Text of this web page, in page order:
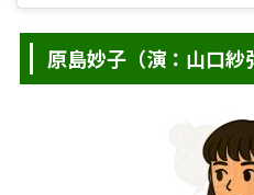
原島妙子（演：山口紗